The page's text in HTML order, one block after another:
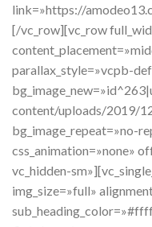
link=»https://
[/vc_row][vc_row
parallax_style=»vcpb-
content/uploads/2019/
bg_image_repeat=»no-
css_animation=»none»
vc_hidden-
img_size=»full»